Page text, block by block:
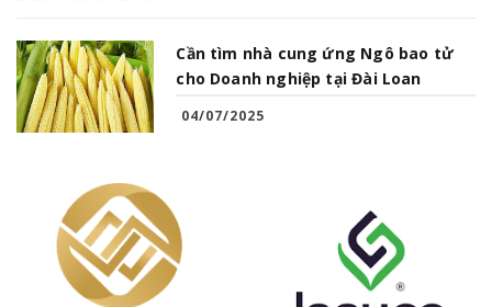
Cần tìm nhà cung ứng Ngô bao tử
cho Doanh nghiệp tại Đài Loan
04/07/2025